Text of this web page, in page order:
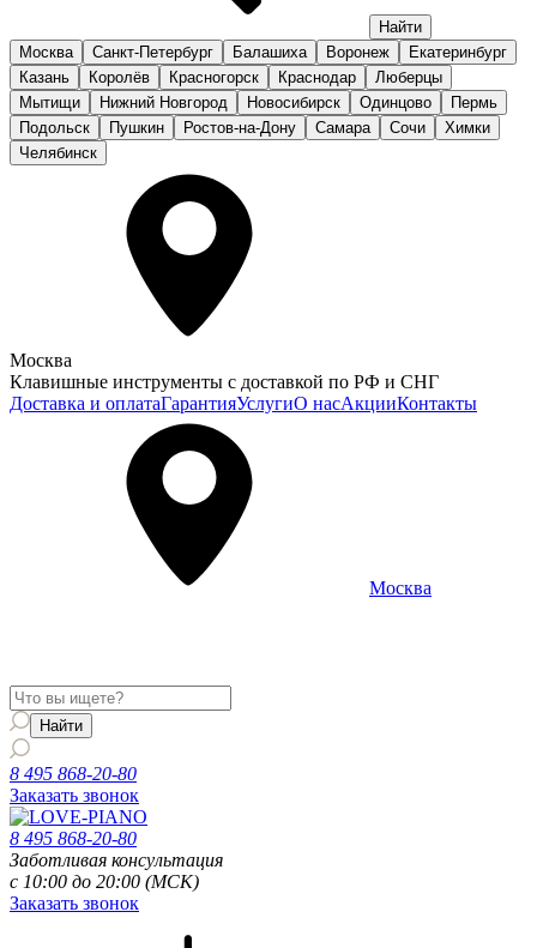
Москва Санкт-Петербург Балашиха Воронеж
Екатеринбург
Казань
Королёв Красногорск Краснодар
Люберцы
Мытищи
Нижний Новгород Новосибирск Одинцово
Пермь
Подольск
Пушкин Ростов-на-Дону Самара Сочи
Химки
Челябинск
Москва
Клавишные инструменты с доставкой по РФ и СНГ
Доставка и оплатаГарантияУслугиО насАкцииКонтакты
Москва
8 495 868-20-80
Заказать звонок
8 495 868-20-80
Заботливая консультация
с 10:00 до 20:00 (МСК)
Заказать звонок